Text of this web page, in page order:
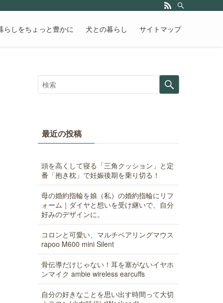
らしをちょっと豊かに 犬との暮らし サイトマップ
最近の投稿
頭を高くして寝る「三角クッション」と定
番「抱き枕」で妊娠後期を乗り切る！
母の婚約指輪を娘（私）の婚約指輪にリフ
ォーム｜ダイヤと想いを受け継いで、自分
好みのデザインに。
コロンと可愛い、マルチペアリングマウス
rapoo M600 mini Silent
骨伝導だけじゃない！耳を塞がないイヤホ
ンマイク ambie wireless earcuffs
自分の好きなことを思い出す時間って大切